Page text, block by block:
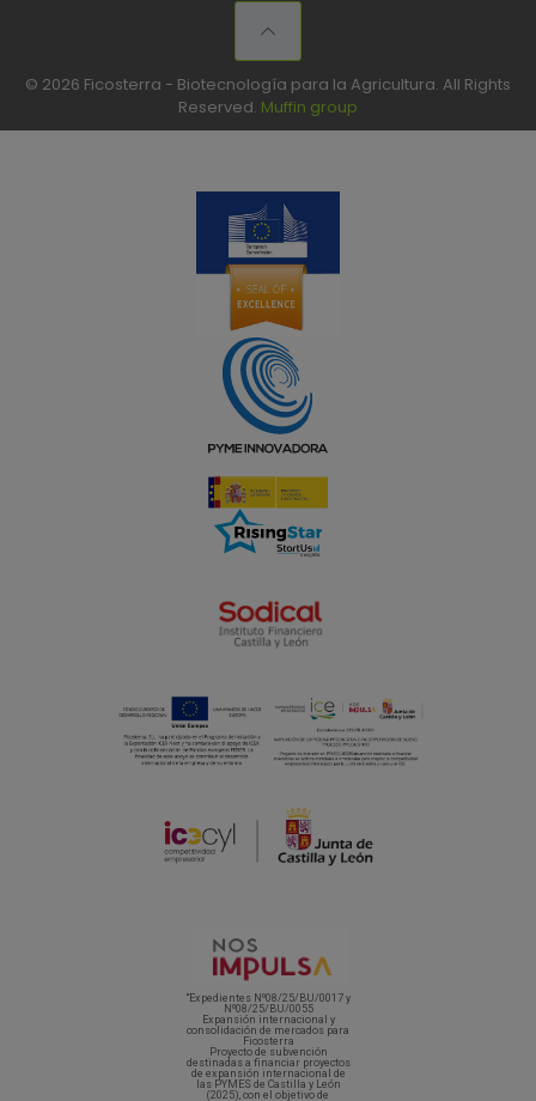
© 2026 Ficosterra - Biotecnología para la Agricultura. All Rights
Reserved. Muffin group
“Expedientes Nº08/25/BU/0017 y
Nº08/25/BU/0055
Expansión internacional y
consolidación de mercados para
Ficosterra
Proyecto de subvención
destinadas a financiar proyectos
de expansión internacional de
las PYMES de Castilla y León
(2025), con el objetivo de